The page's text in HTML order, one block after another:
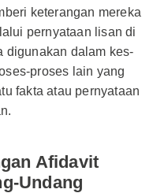
keterangan mereka
pernyataan lisan di
digunakan dalam kes-
proses lain yang
fakta atau pernyataan
Afidavit
Undang